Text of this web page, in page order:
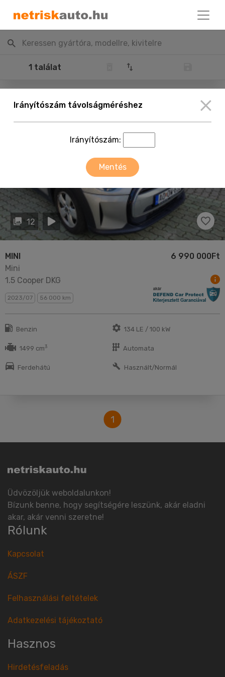
Keressen gyártóra, modellre, kivitelre
1 találat
12
MINI
6 990 000Ft
Mini
1.5 Cooper DKG
2023/07 56 000 km
Benzin 134 LE / 100 kW
1499 cm3 Automata
Ferdehátú Használt/Normál
1
Üdvözöljük weboldalunkon!
Bízunk benne, hogy segítségére leszünk, akár eladni
akar, akár venni szeretne!
Rólunk
Kapcsolat
ÁSZF
Felhasználási feltételek
Adatkezelési tájékoztató
Hasznos
Hirdetésfeladás
Irányítószám távolságméréshez
Irányítószám:
Mentés